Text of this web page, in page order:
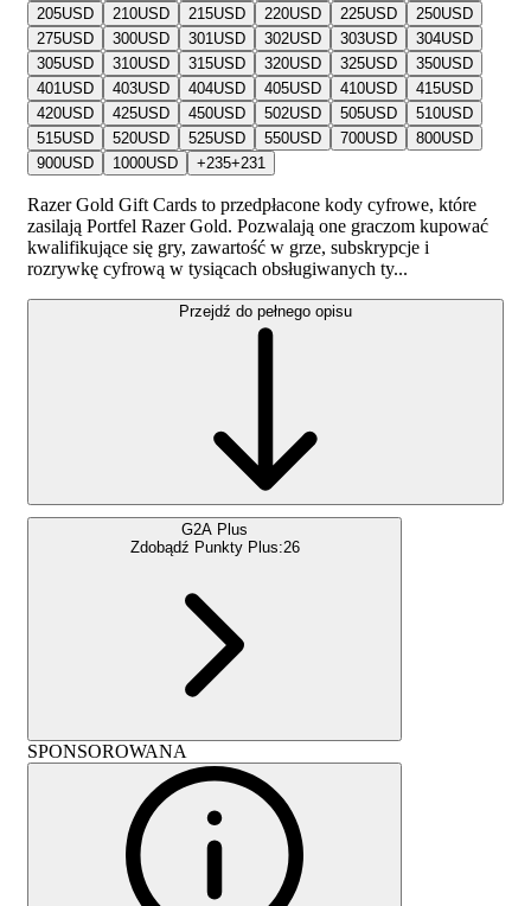
205USD 210USD 215USD 220USD 225USD 250USD
275USD 300USD 301USD 302USD 303USD 304USD
305USD 310USD 315USD 320USD 325USD 350USD
401USD 403USD 404USD 405USD 410USD 415USD
420USD 425USD 450USD 502USD 505USD 510USD
515USD 520USD 525USD 550USD 700USD 800USD
900USD 1000USD +235+231
Razer Gold Gift Cards to przedpłacone kody cyfrowe, które
zasilają Portfel Razer Gold. Pozwalają one graczom kupować
kwalifikujące się gry, zawartość w grze, subskrypcje i
rozrywkę cyfrową w tysiącach obsługiwanych ty...
Przejdź do pełnego opisu
G2A Plus
Zdobądź Punkty Plus:26
SPONSOROWANA